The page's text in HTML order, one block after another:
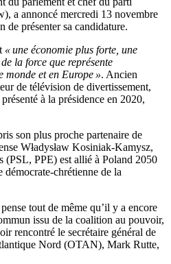
a annoncé mercredi 13 novembre
de présenter sa candidature.
« une économie plus forte, une
la force que représente
monde et en Europe ». Ancien
de télévision de divertissement,
à la présidence en 2020,
son plus proche partenaire de
Władysław Kosiniak-Kamysz,
(PSL, PPE) est allié à Poland 2050
chrétienne de la
tout de même qu’il y a encore
issu de la coalition au pouvoir,
rencontré le secrétaire général de
Nord (OTAN), Mark Rutte,